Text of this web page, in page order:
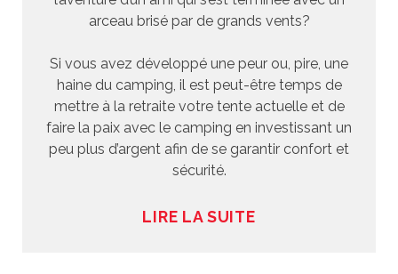
arceau brisé par de grands vents?
Si vous avez développé une peur ou, pire, une
haine du camping, il est peut-être temps de
mettre à la retraite votre tente actuelle et de
faire la paix avec le camping en investissant un
peu plus d’argent afin de se garantir confort et
sécurité.
LIRE LA SUITE